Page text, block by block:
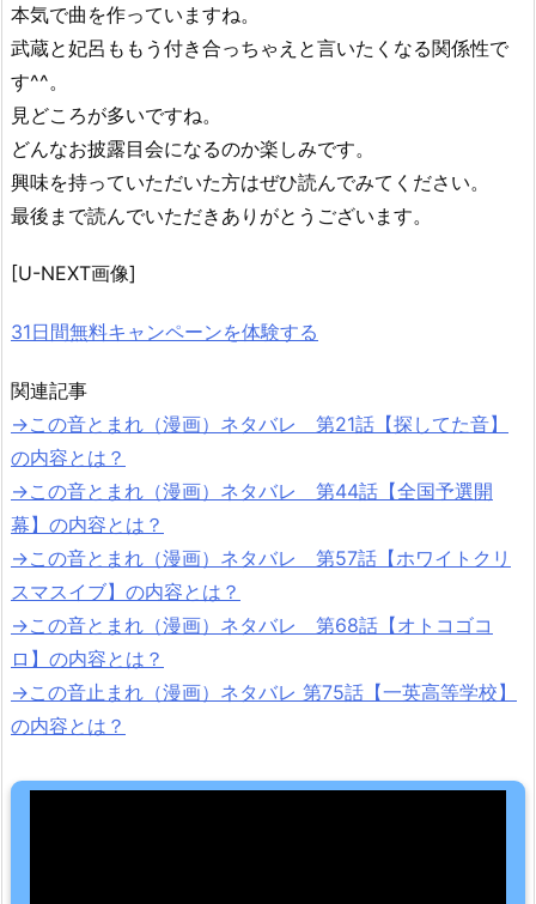
本気で曲を作っていますね。
武蔵と妃呂ももう付き合っちゃえと言いたくなる関係性で
す^^。
見どころが多いですね。
どんなお披露目会になるのか楽しみです。
興味を持っていただいた方はぜひ読んでみてください。
最後まで読んでいただきありがとうございます。
[U-NEXT画像]
31日間無料キャンペーンを体験する
関連記事
→この音とまれ（漫画）ネタバレ 第21話【探してた音】
の内容とは？
→この音とまれ（漫画）ネタバレ 第44話【全国予選開
幕】の内容とは？
→この音とまれ（漫画）ネタバレ 第57話【ホワイトクリ
スマスイブ】の内容とは？
→この音とまれ（漫画）ネタバレ 第68話【オトコゴコ
ロ】の内容とは？
→この音止まれ（漫画）ネタバレ 第75話【一英高等学校】
の内容とは？